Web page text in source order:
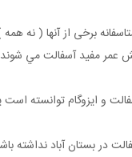
برخی از آنها ( نه
عمر مفيد آسفالت مي
و ايزوگام توانسته
در بستان آباد نداشته